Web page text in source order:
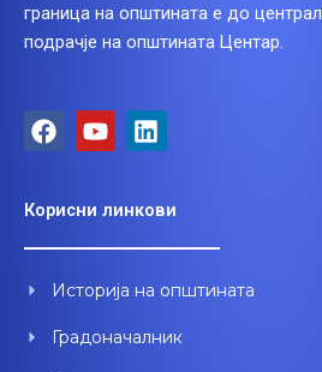
граница на општината е до
подрачје на општината Центар.
F
a
b
o
k
Y
o
u
b
L
i
e
d
n
Корисни линкови
Историја на општината
Градоначалник